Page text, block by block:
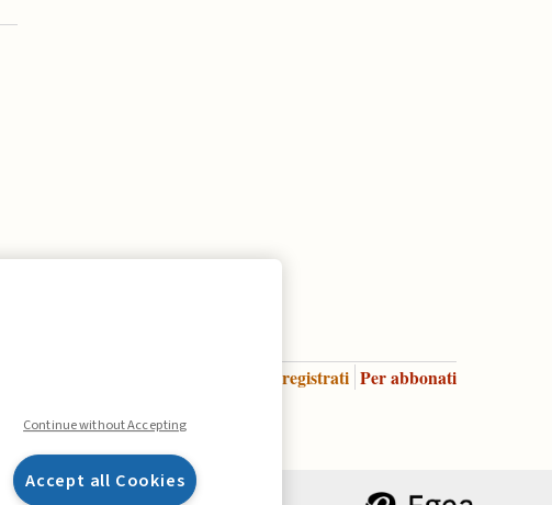
Per registrati Per abbonati
Continue without Accepting
Accept all Cookies